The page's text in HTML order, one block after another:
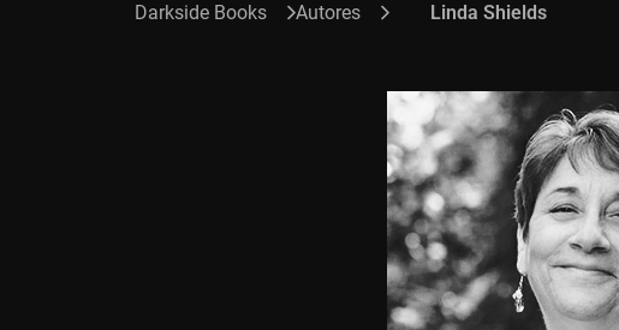
Autores Linda Shields